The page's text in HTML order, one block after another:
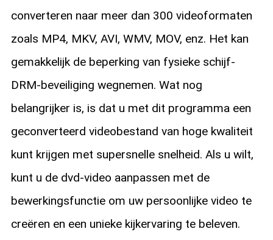
converteren naar meer dan 300 videoformaten
zoals MP4, MKV, AVI, WMV, MOV, enz. Het kan
gemakkelijk de beperking van fysieke schijf-
DRM-beveiliging wegnemen. Wat nog
belangrijker is, is dat u met dit programma een
geconverteerd videobestand van hoge kwaliteit
kunt krijgen met supersnelle snelheid. Als u wilt,
kunt u de dvd-video aanpassen met de
bewerkingsfunctie om uw persoonlijke video te
creëren en een unieke kijkervaring te beleven.